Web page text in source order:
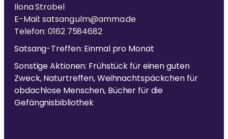
Ilona Strobel
E-Mail: satsang.ulm@amma.de
Telefon: 0162 7584682
Satsang-Treffen: Einmal pro Monat
Sonstige Aktionen: Frühstück für einen guten
Zweck, Naturtreffen, Weihnachtspäckchen für
obdachlose Menschen, Bücher für die
Gefängnisbibliothek